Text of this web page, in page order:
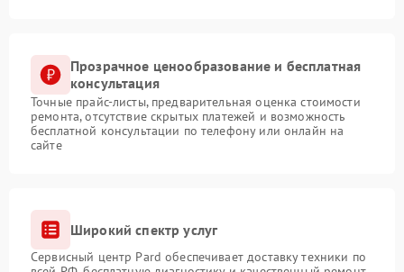
Прозрачное ценообразование и бесплатная
консультация
Точные прайс-листы, предварительная оценка стоимости
ремонта, отсутствие скрытых платежей и возможность
бесплатной консультации по телефону или онлайн на
сайте
Широкий спектр услуг
Сервисный центр Pard обеспечивает доставку техники по